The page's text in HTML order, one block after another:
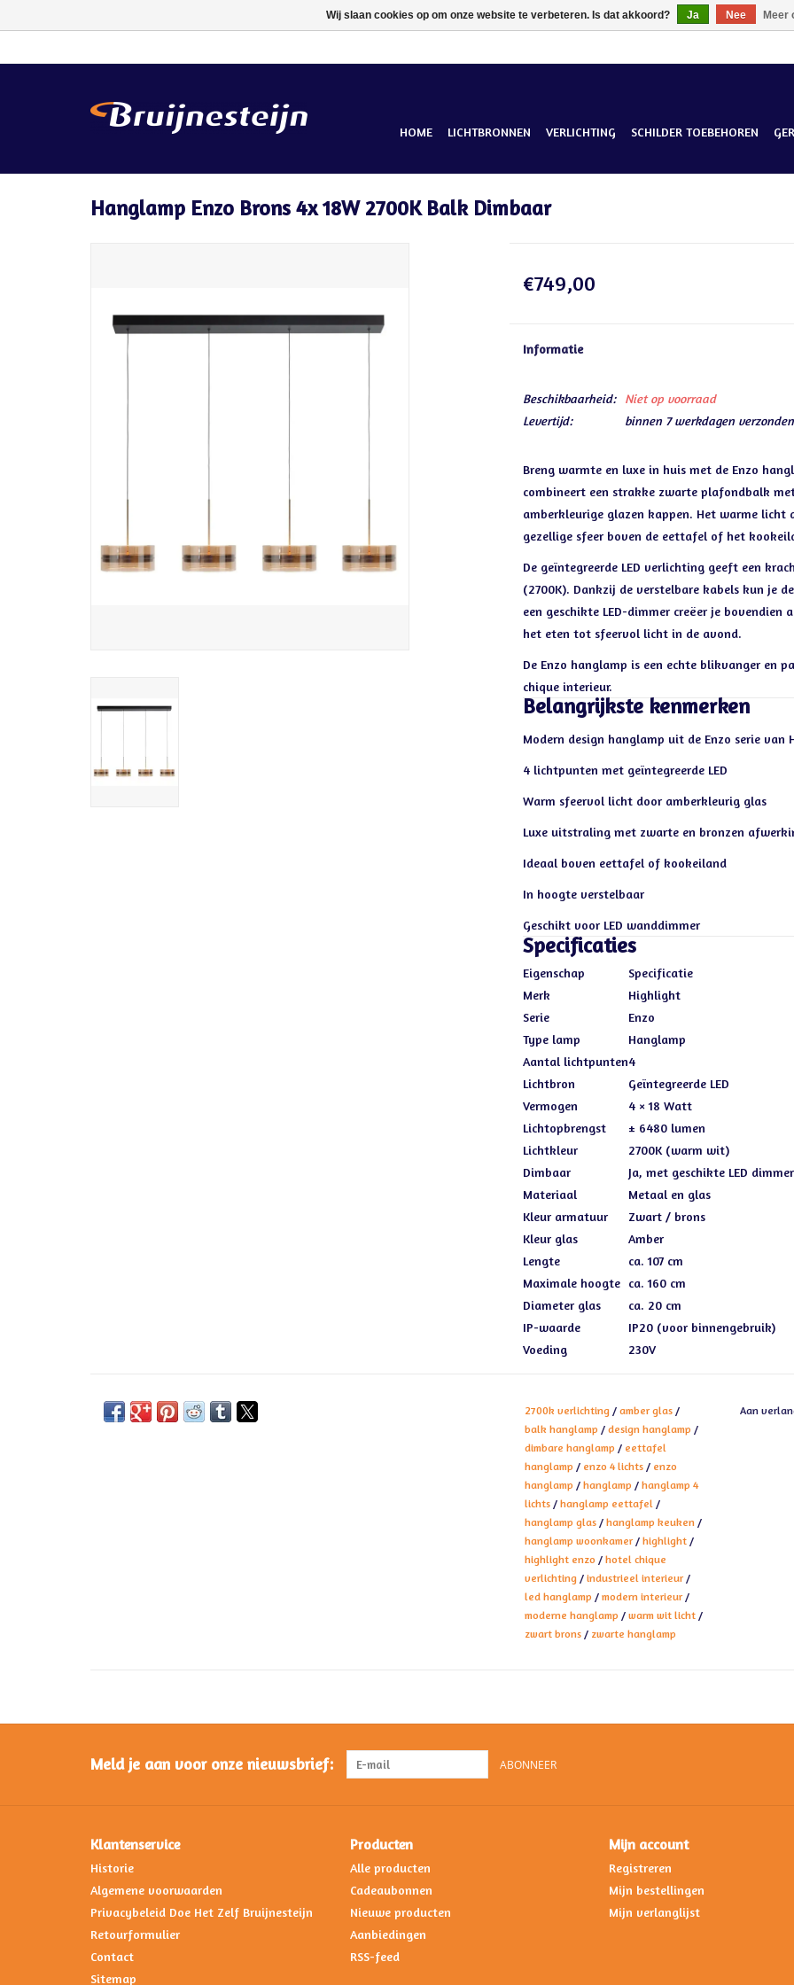
HOME LICHTBRONNEN VERLICHTING SCHILDER TOEBEHOREN
Hanglamp Enzo Brons 4x 18W 2700K Balk Dimbaar
€749,00
Informatie
Beschikbaarheid:
Niet op voorraad
Levertijd:
binnen 7 werkdagen verzonden
Breng warmte en luxe in huis met de Enzo
combineert een strakke zwarte plafondbalk
amberkleurige glazen kappen. Het warme
gezellige sfeer boven de eettafel of het
De geïntegreerde LED verlichting geeft een
(2700K). Dankzij de verstelbare kabels kun je
een geschikte LED-dimmer creëer je
het eten tot sfeervol licht in de avond.
De Enzo hanglamp is een echte blikvanger en
chique interieur.
Belangrijkste kenmerken
Modern design hanglamp uit de Enzo serie van
4 lichtpunten met geïntegreerde LED
Warm sfeervol licht door amberkleurig glas
Luxe uitstraling met zwarte en bronzen
Ideaal boven eettafel of kookeiland
In hoogte verstelbaar
Geschikt voor LED wanddimmer
Specificaties
Eigenschap
Specificatie
Merk
Highlight
Serie
Enzo
Type lamp
Hanglamp
Aantal lichtpunten4
Lichtbron
Geïntegreerde LED
Vermogen
4 × 18 Watt
Lichtopbrengst
± 6480 lumen
Lichtkleur
2700K (warm wit)
Dimbaar
Ja, met geschikte LED dimmer
Materiaal
Metaal en glas
Kleur armatuur
Zwart / brons
Kleur glas
Amber
Lengte
ca. 107 cm
Maximale hoogte
ca. 160 cm
Diameter glas
ca. 20 cm
IP-waarde
IP20 (voor binnengebruik)
Voeding
230V
2700k verlichting / amber glas /
balk hanglamp / design hanglamp /
dimbare hanglamp / eettafel
hanglamp / enzo 4 lichts / enzo
hanglamp / hanglamp / hanglamp 4
lichts / hanglamp eettafel /
hanglamp glas / hanglamp keuken /
hanglamp woonkamer/ highlight /
highlight enzo / hotel chique
verlichting / industrieel interieur/
led hanglamp / modern interieur/
moderne hanglamp / warm wit licht /
zwart brons / zwarte hanglamp
Aan
Meld je aan voor onze nieuwsbrief: ABONNEER
Klantenservice
Historie
Algemene voorwaarden
Privacybeleid Doe Het Zelf Bruijnesteijn
Retourformulier
Contact
Sitemap
Producten
Alle producten
Cadeaubonnen
Nieuwe producten
Aanbiedingen
RSS-feed
Mijn account
Registreren
Mijn bestellingen
Mijn verlanglijst
Wij slaan cookies op om onze website te verbeteren. Is dat akkoord? Ja Nee Meer